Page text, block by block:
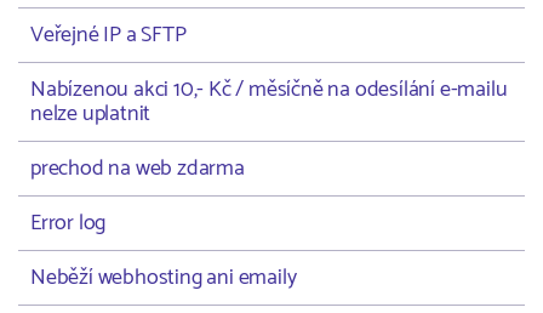
Veřejné IP a SFTP
Nabízenou akci 10,- Kč / měsíčně na odesílání e-mailu
nelze uplatnit
prechod na web zdarma
Error log
Neběží webhosting ani emaily